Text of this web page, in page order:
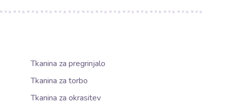
Tkanina za pregrinjalo
Tkanina za torbo
Tkanina za okrasitev